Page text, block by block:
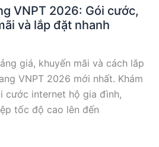
VNPT 2026: Gói cước,
và lắp đặt nhanh
giá, khuyến mãi và cách lắp
VNPT 2026 mới nhất. Khám
cước internet hộ gia đình,
tốc độ cao lên đến